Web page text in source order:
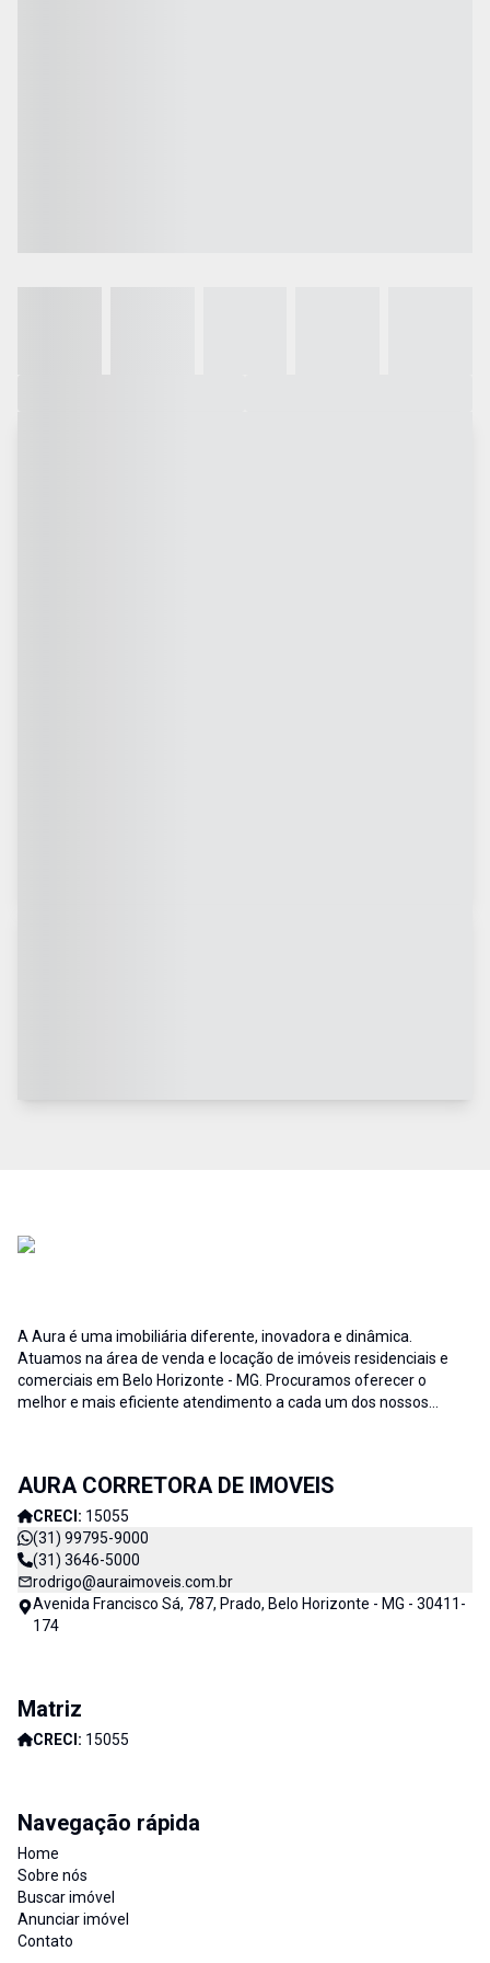
A Aura é uma imobiliária diferente, inovadora e dinâmica.
Atuamos na área de venda e locação de imóveis residenciais e
comerciais em Belo Horizonte - MG. Procuramos oferecer o
melhor e mais eficiente atendimento a cada um dos nossos
Imóveis e consequentemente de nossos clientes. AURA
AURA CORRETORA DE IMOVEIS
CRECI: 15055
(31) 99795-9000
(31) 3646-5000
rodrigo@auraimoveis.com.br
Avenida Francisco Sá, 787, Prado, Belo Horizonte - MG - 30411-
174
Matriz
CRECI: 15055
Navegação rápida
Home
Sobre nós
Buscar imóvel
Anunciar imóvel
Contato